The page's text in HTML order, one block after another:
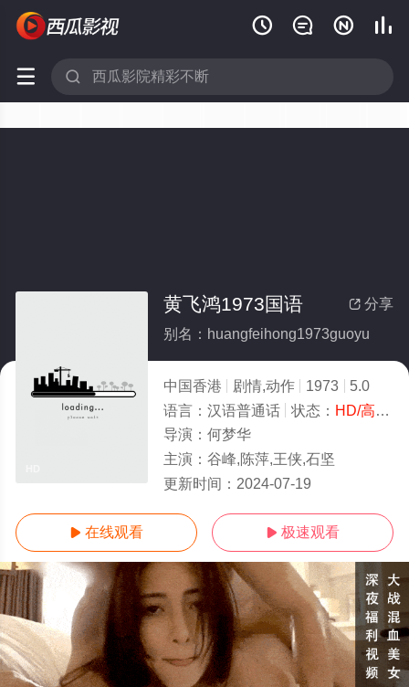
   
 
 分享
黄飞鸿1973国语
别名：huangfeihong1973guoyu
中国香港 剧情,动作 1973
5.0
语言： 汉语普通话 状态： HD/高清
导演： 何梦华
主演： 谷峰,陈萍,王侠,石坚
更新时间： 2024-07-19
 在线观看  极速观看